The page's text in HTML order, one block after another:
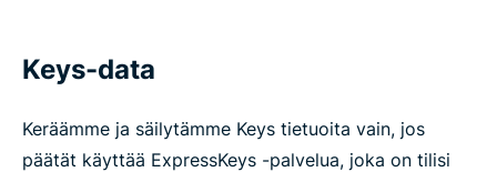
Keys-data
Keräämme ja säilytämme Keys tietuoita vain, jos
päätät käyttää ExpressKeys -palvelua, joka on tilisi